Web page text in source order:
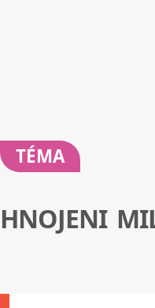
TÉMA
HNOJENI